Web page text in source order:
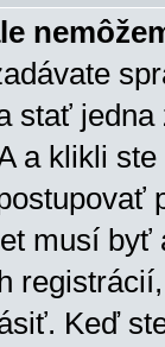
stať
a klikli
musí
Keď